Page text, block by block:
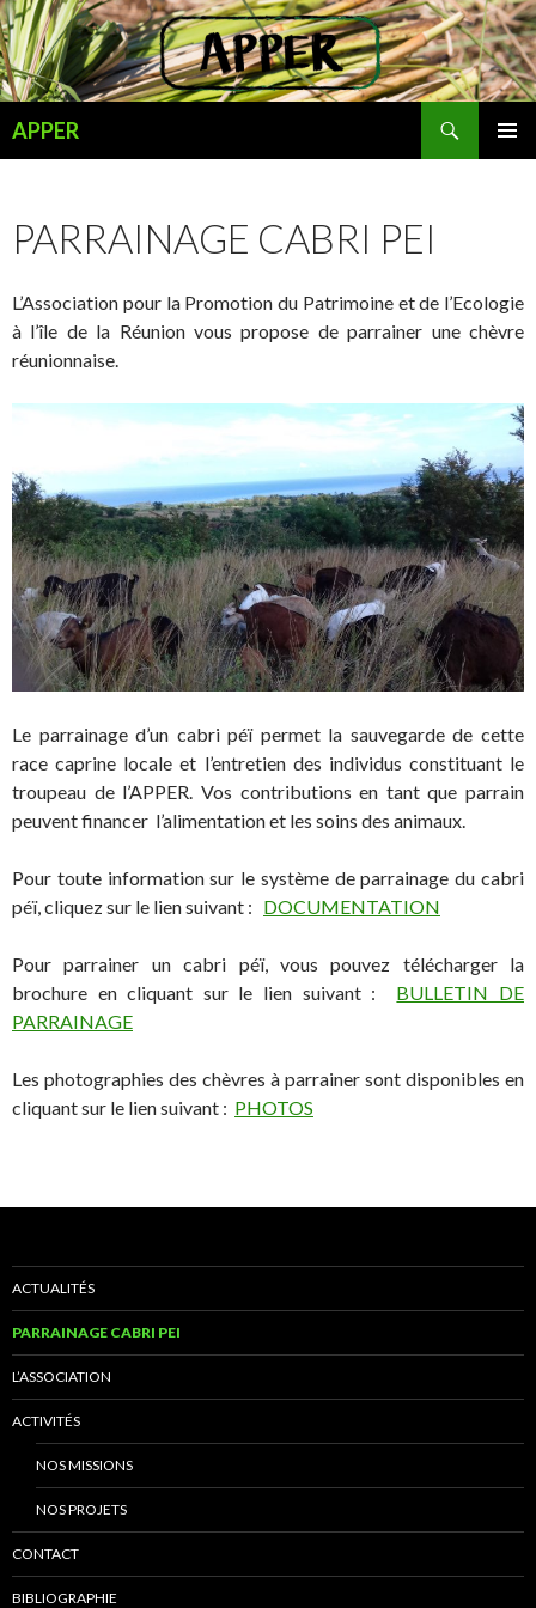
APPER
PARRAINAGE CABRI PEI
L’Association pour la Promotion du Patrimoine et de l’Ecologie
à l’île de la Réunion vous propose de parrainer une chèvre
réunionnaise.
Le parrainage d’un cabri péï permet la sauvegarde de cette
race caprine locale et l’entretien des individus constituant le
troupeau de l’APPER. Vos contributions en tant que parrain
peuvent financer l’alimentation et les soins des animaux.
Pour toute information sur le système de parrainage du cabri
péï, cliquez sur le lien suivant : DOCUMENTATION
Pour parrainer un cabri péï, vous pouvez télécharger la
brochure en cliquant sur le lien suivant : BULLETIN DE
PARRAINAGE
Les photographies des chèvres à parrainer sont disponibles en
cliquant sur le lien suivant : PHOTOS
ACTUALITÉS
PARRAINAGE CABRI PEI
L’ASSOCIATION
ACTIVITÉS
NOS MISSIONS
NOS PROJETS
CONTACT
BIBLIOGRAPHIE